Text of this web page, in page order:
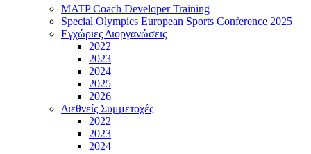
MATP Coach Developer Training
Special Olympics European Sports Conference 2025
Εγχώριες Διοργανώσεις
2022
2023
2024
2025
2026
Διεθνείς Συμμετοχές
2022
2023
2024